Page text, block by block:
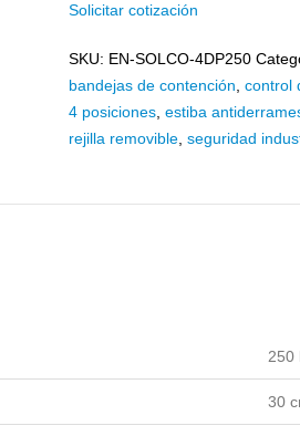
Solicitar cotización
SKU: EN-SOLCO-4DP250
bandejas de contención, control
4 posiciones, estiba
rejilla removible, seguridad
250
30